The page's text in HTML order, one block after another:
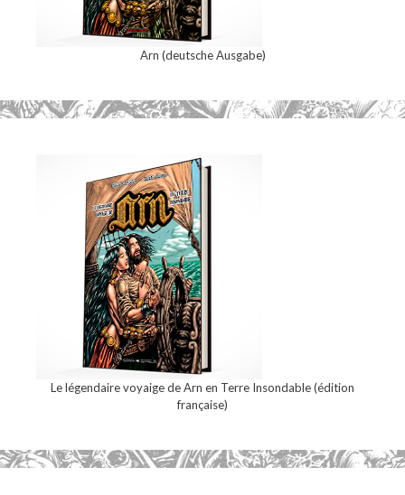
Arn (deutsche Ausgabe)
Le légendaire voyaige de Arn en Terre Insondable (édition
française)